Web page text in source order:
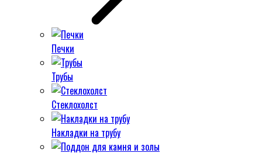
Печки
Трубы
Стеклохолст
Накладки на трубу